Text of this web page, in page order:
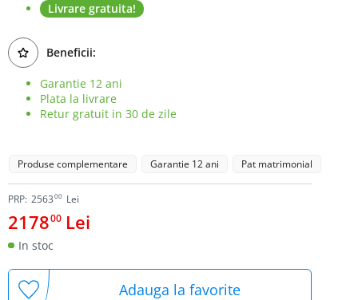
Livrare gratuita!
Beneficii:
Garantie 12 ani
Plata la livrare
Retur gratuit in 30 de zile
Produse complementare Garantie 12 ani Pat matrimonial
PRP: 256300 Lei
217800 Lei
In stoc
Adauga la favorite